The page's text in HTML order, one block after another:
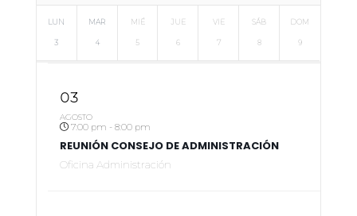
LUN
3
MAR
4
MIÉ
5
JUE
6
VIE
7
SÁB
8
DOM
9
03
AGOSTO
7:00 pm - 8:00 pm
REUNIÓN CONSEJO DE ADMINISTRACIÓN
Oficina Administración